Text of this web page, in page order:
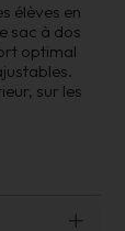
élèves en
sac à dos
optimal
sur les